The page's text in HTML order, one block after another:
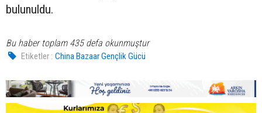
bulunuldu.
Bu haber toplam 435 defa okunmuştur
Etiketler : China Bazaar Gençlik Gücü